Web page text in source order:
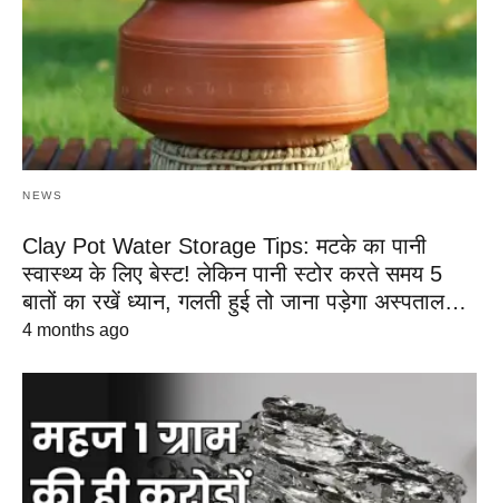
NEWS
Clay Pot Water Storage Tips: मटके का पानी
स्वास्थ्य के लिए बेस्ट! लेकिन पानी स्टोर करते समय 5
बातों का रखें ध्यान, गलती हुई तो जाना पड़ेगा अस्पताल…
4 months ago